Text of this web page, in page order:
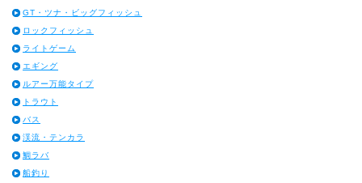
GT・ツナ・ビッグフィッシュ
ロックフィッシュ
ライトゲーム
エギング
ルアー万能タイプ
トラウト
バス
渓流・テンカラ
鯛ラバ
船釣り